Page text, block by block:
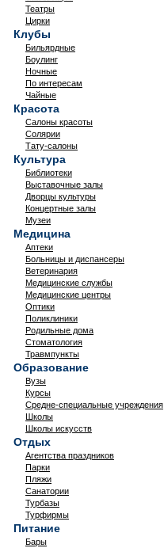
Театры
Цирки
Клубы
Бильярдные
Боулинг
Ночные
По интересам
Чайные
Красота
Салоны красоты
Солярии
Тату-салоны
Культура
Библиотеки
Выставочные залы
Дворцы культуры
Концертные залы
Музеи
Медицина
Аптеки
Больницы и диспансеры
Ветеринария
Медицинские службы
Медицинские центры
Оптики
Поликлиники
Родильные дома
Стоматология
Травмпункты
Образование
Вузы
Курсы
Средне-специальные учреждения
Школы
Школы искусств
Отдых
Агентства праздников
Парки
Пляжи
Санатории
Турбазы
Турфирмы
Питание
Бары